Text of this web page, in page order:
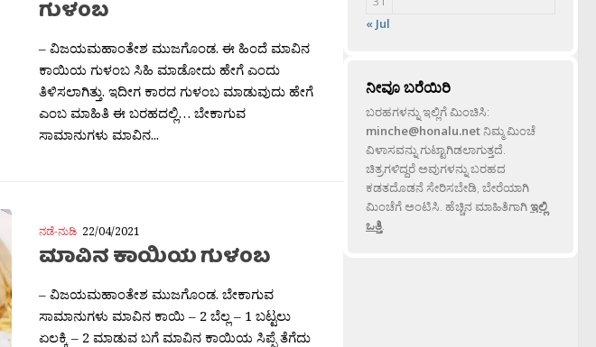
ಗುಳಂಬ
– ವಿಜಯಮಹಾಂತೇಶ ಮುಜಗೊಂಡ. ಈ ಹಿಂದೆ ಮಾವಿನ
ಕಾಯಿಯ ಗುಳಂಬ ಸಿಹಿ ಮಾಡೋದು ಹೇಗೆ ಎಂದು
ತಿಳಿಸಲಾಗಿತ್ತು. ಇದೀಗ ಕಾರದ ಗುಳಂಬ ಮಾಡುವುದು ಹೇಗೆ
ಎಂಬ ಮಾಹಿತಿ ಈ ಬರಹದಲ್ಲಿ… ಬೇಕಾಗುವ
ಸಾಮಾನುಗಳು ಮಾವಿನ...
ನಡೆ-ನುಡಿ 22/04/2021
ಮಾವಿನ ಕಾಯಿಯ ಗುಳಂಬ
– ವಿಜಯಮಹಾಂತೇಶ ಮುಜಗೊಂಡ. ಬೇಕಾಗುವ
ಸಾಮಾನುಗಳು ಮಾವಿನ ಕಾಯಿ – 2 ಬೆಲ್ಲ – 1 ಬಟ್ಟಲು
ಏಲಕ್ಕಿ – 2 ಮಾಡುವ ಬಗೆ ಮಾವಿನ ಕಾಯಿಯ ಸಿಪ್ಪೆ ತೆಗೆದು
« Jul
ನೀವೂ ಬರೆಯಿರಿ
ಬರಹಗಳನ್ನು ಇಲ್ಲಿಗೆ ಮಿಂಚಿಸಿ:
minche@honalu.netನಿಮ್ಮ ಮಿಂಚೆ
ವಿಳಾಸವನ್ನು ಗುಟ್ಟಾಗಿಡಲಾಗುತ್ತದೆ.
ಚಿತ್ರಗಳಿದ್ದರೆ ಅವುಗಳನ್ನು ಬರಹದ
ಕಡತದೊಡನೆ ಸೇರಿಸಬೇಡಿ, ಬೇರೆಯಾಗಿ
ಮಿಂಚೆಗೆ ಅಂಟಿಸಿ. ಹೆಚ್ಚಿನ ಮಾಹಿತಿಗಾಗಿಇಲ್ಲಿ
ಒತ್ತಿ.